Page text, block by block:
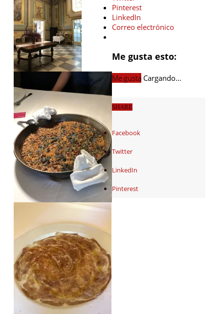
Pinterest
LinkedIn
Correo electrónico
Me gusta esto:
Me gusta Cargando...
SHARE
Facebook
Twitter
LinkedIn
Pinterest